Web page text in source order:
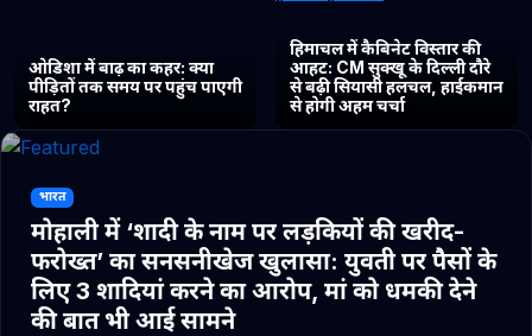
ओडिशा में बाढ़ का कहर: क्या
पीड़ितों तक समय पर पहुंच पाएगी
राहत?
हिमाचल में कैबिनेट विस्तार की
आहट: CM सुक्खू के दिल्ली दौरे
से बढ़ी सियासी हलचल, हाईकमान
से होगी अहम चर्चा
भारत
मोहाली में ‘शादी के नाम पर लड़कियों की खरीद-
फरोख्त’ का सनसनीखेज खुलासा: युवती पर पैसों के
लिए 3 शादियां करने का आरोप, मां को धमकी देने
की बात भी आई सामने